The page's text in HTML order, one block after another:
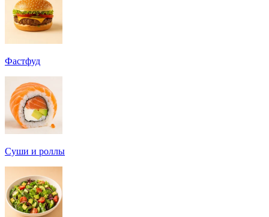
Фастфуд
Суши и роллы